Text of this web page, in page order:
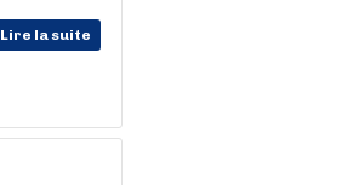
Lire la suite